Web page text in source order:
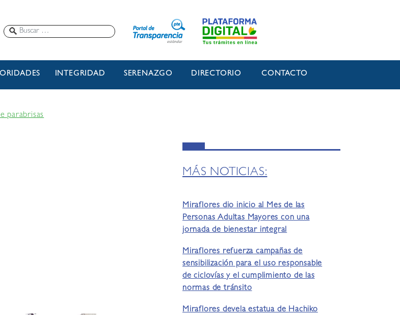
INTEGRIDAD SERENAZGO DIRECTORIO CONTACTO
parabrisas
MÁS NOTICIAS:
Miraflores dio inicio al Mes de las
Personas Adultas Mayores con una
jornada de bienestar integral
Miraflores refuerza campañas de
sensibilización para el uso responsable
de ciclovías y el cumplimiento de las
normas de tránsito
Miraflores devela estatua de Hachiko